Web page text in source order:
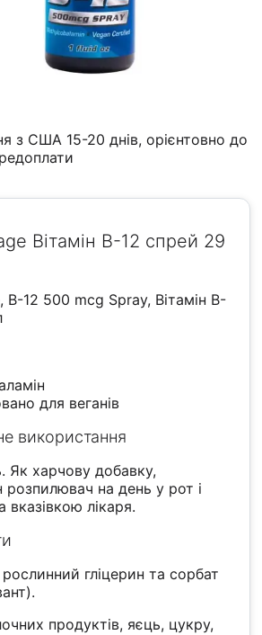
з США 15-20 днів, орієнтовно до
Вітамін B-12 спрей 29
B-12 500 mcg Spray, Вітамін B-
для веганів
використання
Як харчову добавку,
розпилювач на день у рот і
вказівкою лікаря.
гліцерин та сорбат
продуктів, яєць, цукру,